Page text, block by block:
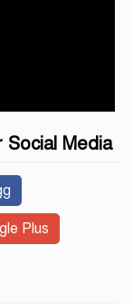
Media
Plus